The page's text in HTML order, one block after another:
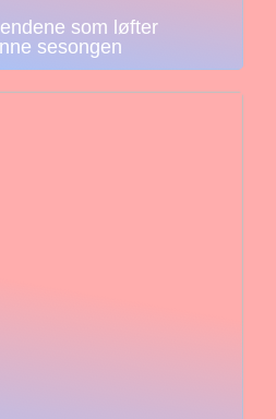
som løfter
sesongen